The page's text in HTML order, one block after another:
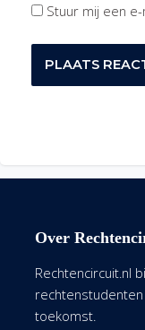
Stuur mij een
Over
Rechtencircuit.nl
toekomst.